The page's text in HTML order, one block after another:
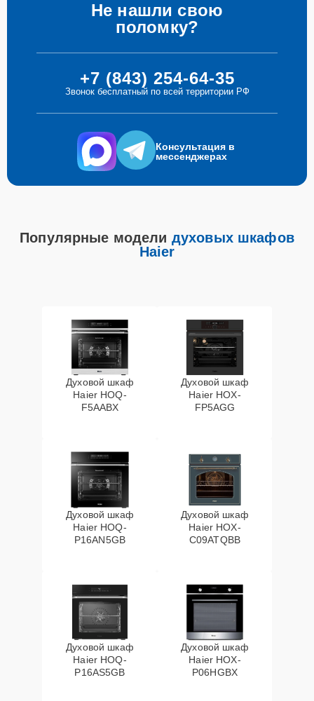
Не нашли свою
поломку?
+7 (843) 254-64-35
Звонок бесплатный по всей территории РФ
Консультация в
мессенджерах
Популярные модели духовых шкафов
Haier
Духовой шкаф
Haier HOQ-
F5AABX
Духовой шкаф
Haier HOX-
FP5AGG
Духовой шкаф
Haier HOQ-
P16AN5GB
Духовой шкаф
Haier HOX-
C09ATQBB
Духовой шкаф
Haier HOQ-
P16AS5GB
Духовой шкаф
Haier HOX-
P06HGBX